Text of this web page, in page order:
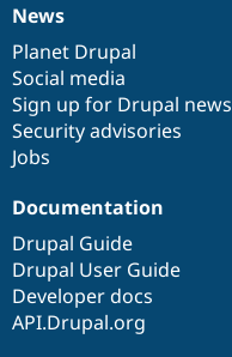
News
items
News
Planet Drupal
Social media
Sign up for Drupal news
Security advisories
Jobs
Our
community
Documentation
Documentation
Drupal Guide
Drupal User Guide
Developer docs
API.Drupal.org
Drupal
code
base
Governance
of
community